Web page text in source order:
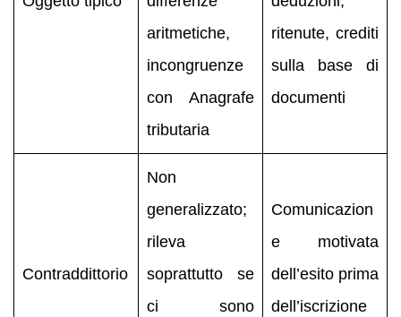
aritmetiche,
incongruenze
con Anagrafe
tributaria
ritenute, crediti
sulla base di
documenti
Contraddittorio
Non
generalizzato;
rileva
soprattutto se
ci sono
Comunicazion
e motivata
dell’esito prima
dell’iscrizione